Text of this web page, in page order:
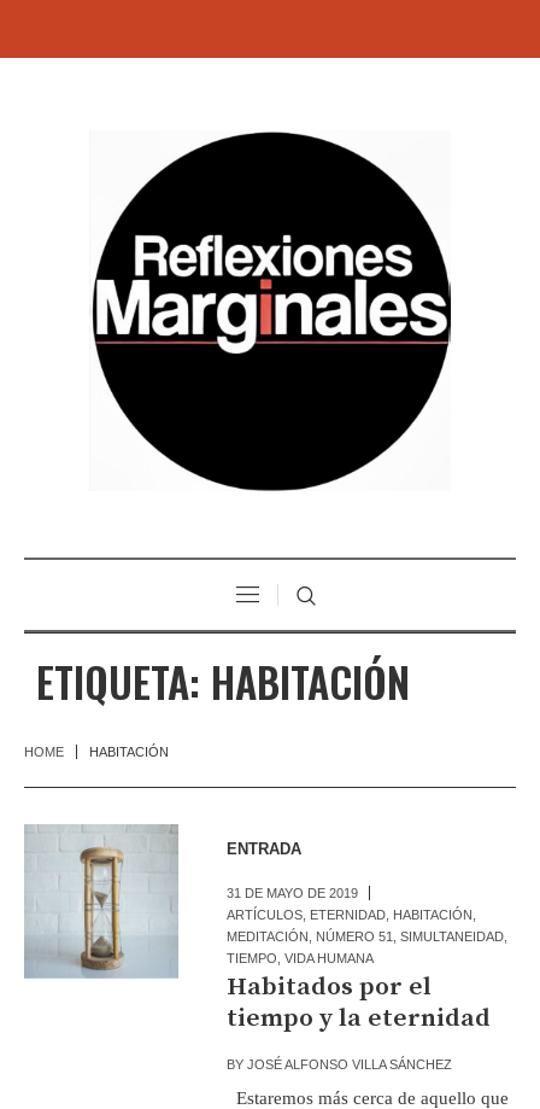
ETIQUETA: HABITACIÓN
HOME HABITACIÓN
ENTRADA
31 DE MAYO DE 2019
ARTÍCULOS ETERNIDAD HABITACIÓN
MEDITACIÓN
NÚMERO 51 ,SIMULTANEIDAD
TIEMPO ,VIDA HUMANA
Habitados por el
tiempo y la eternidad
BYJOSÉ ALFONSO VILLA SÁNCHEZ
Estaremos más cerca de aquello que